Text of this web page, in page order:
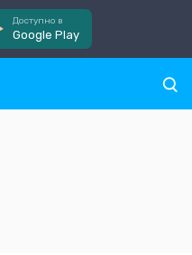
Доступно в
Google Play